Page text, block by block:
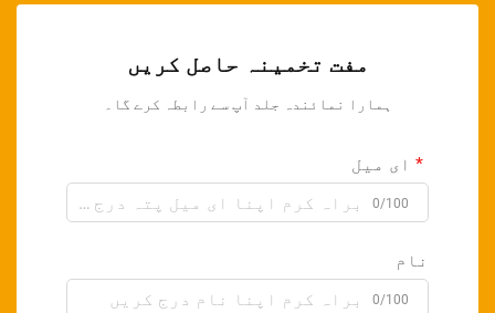
مفت تخمینہ حاصل کریں
ہمارا نمائندہ جلد آپ سے رابطہ کرے گا۔
ای میل
0/100
نام
0/100